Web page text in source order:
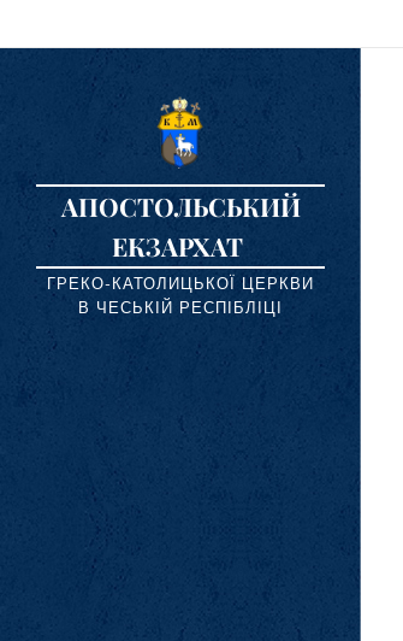
АПОСТОЛЬСЬКИЙ
ЕКЗАРХАТ
ГРЕКО-КАТОЛИЦЬКОЇ ЦЕРКВИ
В ЧЕСЬКІЙ РЕСПІБЛІЦІ